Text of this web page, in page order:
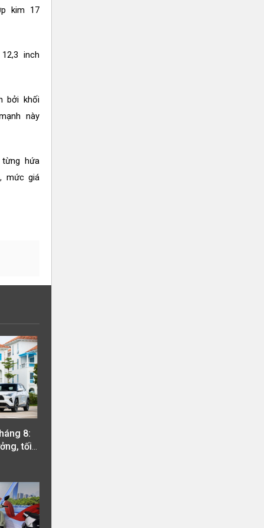
kim 17
inch
bởi khối
này
hứa
mức giá
8:
tối